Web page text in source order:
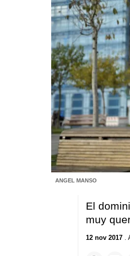
ANGEL MANSO
El
muy
12 nov 2017.